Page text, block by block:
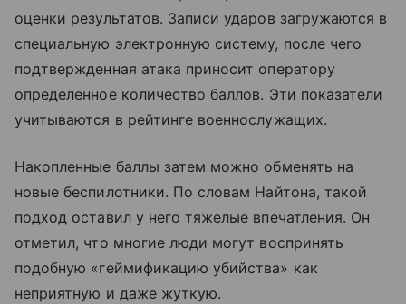
оценки результатов. Записи ударов загружаются в
специальную электронную систему, после чего
подтвержденная атака приносит оператору
определенное количество баллов. Эти показатели
учитываются в рейтинге военнослужащих.
Накопленные баллы затем можно обменять на
новые беспилотники. По словам Найтона, такой
подход оставил у него тяжелые впечатления. Он
отметил, что многие люди могут воспринять
подобную «геймификацию убийства» как
неприятную и даже жуткую.